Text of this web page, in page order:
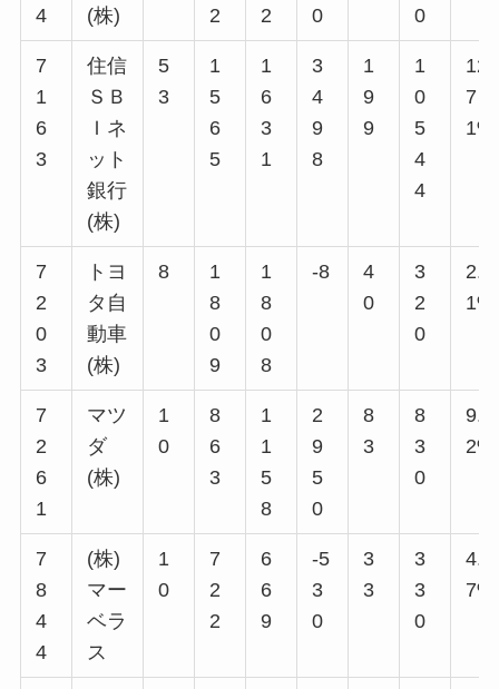
4 (株) 2 2 0 0
7
1
6
3
住信
ＳＢ
Ｉネ
ット
銀行
(株)
5
3
1
5
6
5
1
6
3
1
3
4
9
8
1
9
9
1
0
5
4
4
12.
7
1%
7
2
0
3
トヨ
タ自
動車
(株)
8
1
8
0
9
1
8
0
8
-8
4
0
3
2
0
2.2
1%
7
2
6
1
マツ
ダ
(株)
1
0
8
6
3
1
1
5
8
2
9
5
0
8
3
8
3
0
9.6
2%
7
8
4
4
(株)
マー
ベラ
ス
1
0
7
2
2
6
6
9
-5
3
0
3
3
3
3
0
4.5
7%